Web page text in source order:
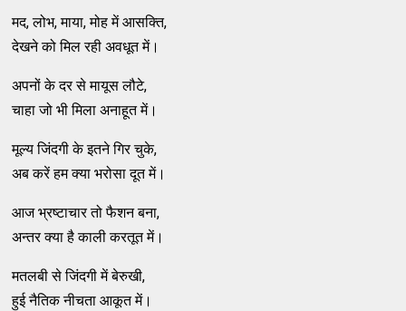
मद, लोभ, माया, मोह में आसक्ति,
देखने को मिल रही अवधूत में।
अपनों के दर से मायूस लौटे,
चाहा जो भी मिला अनाहूत में।
मूल्य जिंदगी के इतने गिर चुके,
अब करें हम क्या भरोसा दूत में।
आज भ्रष्टाचार तो फैशन बना,
अन्तर क्या है काली करतूत में।
मतलबी से जिंदगी में बेरुखी,
हुई नैतिक नीचता आकूत में।